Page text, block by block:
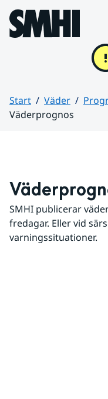
Hoppa till sidans innehåll
Start Väder
Väderprognos
SMHI publicerar
fredagar. Eller vid
varningssituationer.